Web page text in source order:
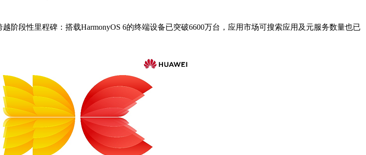
段性里程碑：搭载HarmonyOS 6的终端设备已突破6600万台，应用市场可搜索应用及元服务数量也已